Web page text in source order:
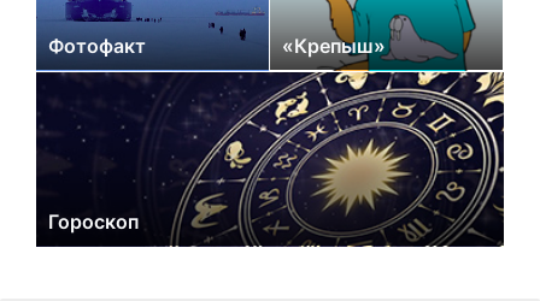
Фотофакт «Крепыш»
Гороскоп